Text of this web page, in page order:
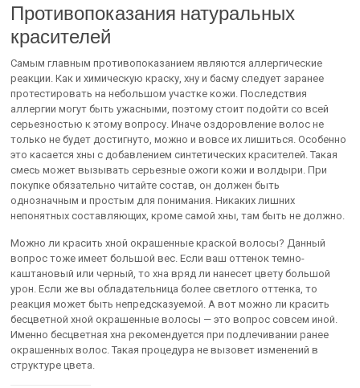
Противопоказания натуральных
красителей
Самым главным противопоказанием являются аллергические
реакции. Как и химическую краску, хну и басму следует заранее
протестировать на небольшом участке кожи. Последствия
аллергии могут быть ужасными, поэтому стоит подойти со всей
серьезностью к этому вопросу. Иначе оздоровление волос не
только не будет достигнуто, можно и вовсе их лишиться. Особенно
это касается хны с добавлением синтетических красителей. Такая
смесь может вызывать серьезные ожоги кожи и волдыри. При
покупке обязательно читайте состав, он должен быть
однозначным и простым для понимания. Никаких лишних
непонятных составляющих, кроме самой хны, там быть не должно.
Можно ли красить хной окрашенные краской волосы? Данный
вопрос тоже имеет большой вес. Если ваш оттенок темно-
каштановый или черный, то хна вряд ли нанесет цвету большой
урон. Если же вы обладательница более светлого оттенка, то
реакция может быть непредсказуемой. А вот можно ли красить
бесцветной хной окрашенные волосы — это вопрос совсем иной.
Именно бесцветная хна рекомендуется при подлечивании ранее
окрашенных волос. Такая процедура не вызовет изменений в
структуре цвета.